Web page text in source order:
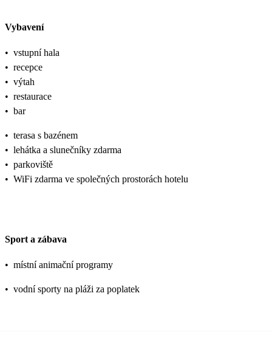
Vybavení
• vstupní hala
• recepce
• výtah
• restaurace
• bar
• terasa s bazénem
• lehátka a slunečníky zdarma
• parkoviště
• WiFi zdarma ve společných prostorách hotelu
Sport a zábava
• místní animační programy
• vodní sporty na pláži za poplatek